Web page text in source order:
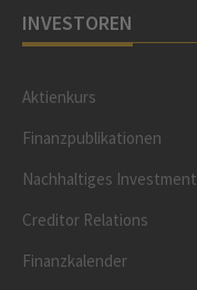
INVESTOREN
Aktienkurs
Finanzpublikationen
Nachhaltiges Investment
Creditor Relations
Finanzkalender